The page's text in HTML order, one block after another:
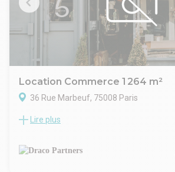
Loyer mensuel : 1543 € HT HC
Disponibilité : Immédiate
Location Commerce 1 264 m²
36 Rue Marbeuf, 75008 Paris
Immeuble de bureaux
Lire plus